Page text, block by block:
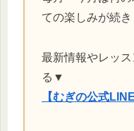
ての楽しみが続
最新情報やレッ
る▼
【むぎの公式LINE